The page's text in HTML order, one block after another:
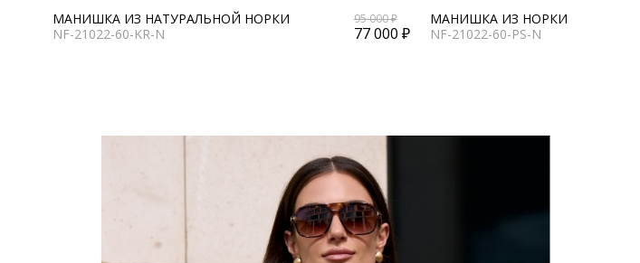
МАНИШКА ИЗ НАТУРАЛЬНОЙ НОРКИ
NF-21022-60-KR-N
95 000 ₽
77 000 ₽
МАНИШКА ИЗ НОРКИ
NF-21022-60-PS-N